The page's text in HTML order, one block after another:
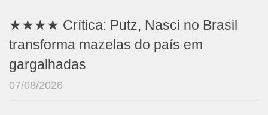
★★★★ Crítica: Putz, Nasci no Brasil
transforma mazelas do país em
gargalhadas
07/08/2026